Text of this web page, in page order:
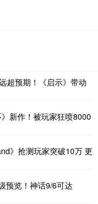
超预期！《启示》带动
新作！被玩家狂喷8000
》抢测玩家突破10万 更
预览！神话9/6可达